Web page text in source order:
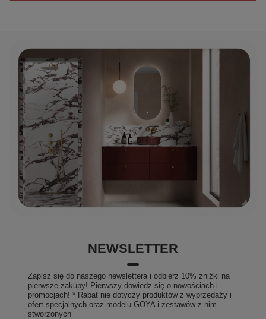
NEWSLETTER
Zapisz się do naszego newslettera i odbierz 10% zniżki na
pierwsze zakupy! Pierwszy dowiedz się o nowościach i
promocjach! * Rabat nie dotyczy produktów z wyprzedaży i
ofert specjalnych oraz modelu GOYA i zestawów z nim
stworzonych